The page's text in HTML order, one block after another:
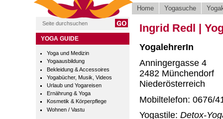
YOGA GUIDE
Yoga und Medizin
Yogaausbildung
Bekleidung & Accessoires
Yogabücher, Musik, Videos
Urlaub und Yogareisen
Ernährung & Yoga
Kosmetik & Körperpflege
Wohnen / Vastu
Home Yogasuche
Ingrid Redl |
YogalehrerIn
Anningergasse 4
2482 Münchendorf
Niederösterreich
Mobiltelefon: 0676/
Yogastile: Detox-